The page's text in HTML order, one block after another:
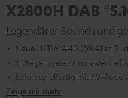
X2800H DAB
Legendärer Sound rund
Neue ULTIMA 40 (Mk4) im
3-Wege-System mit zwei
Sofort spielfertig mit AV-
Zeige mir mehr